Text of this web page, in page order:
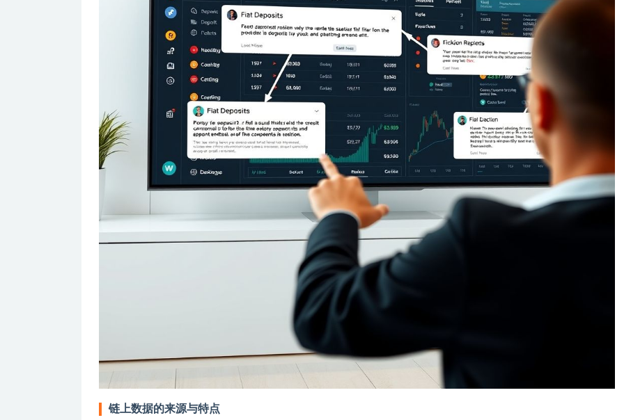
链上数据的来源与特点